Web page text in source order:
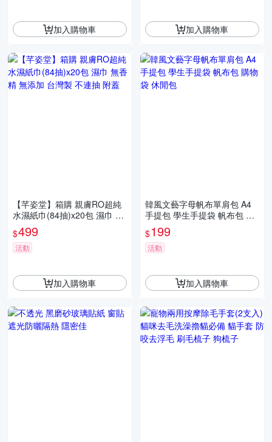
加入購物車 加入購物車
【芊姿堂】箱購 親膚RO超純
水濕紙巾(84抽)x20包 濕巾 無
香精 無添加 台灣製 不連抽 附
蓋
$499
活動
加入購物車
韓風文藝字母帆布單肩包 A4
手提包 學生手提袋 帆布包 購
物袋 休閒包
$199
活動
加入購物車